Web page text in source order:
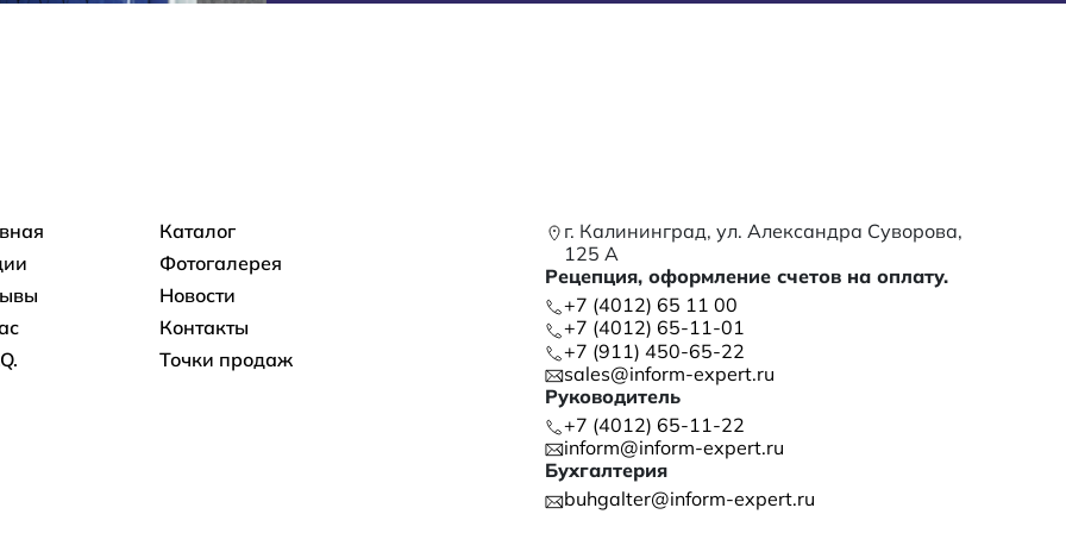
навигацияКаталог
Фотогалерея
Новости
Контакты
Точки продаж
г. Калининград, ул. Александра Суворова,
125 А
Рецепция, оформление счетов на оплату.
+7 (4012) 65 11 00
+7 (4012) 65-11-01
+7 (911) 450-65-22
sales@inform-expert.ru
Руководитель
+7 (4012) 65-11-22
inform@inform-expert.ru
Бухгалтерия
buhgalter@inform-expert.ru